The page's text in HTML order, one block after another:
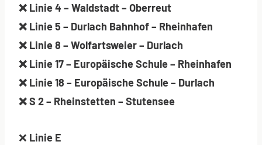
❌ Linie 4 – Waldstadt – Oberreut
❌ Linie 5 – Durlach Bahnhof – Rheinhafen
❌ Linie 8 – Wolfartsweier – Durlach
❌ Linie 17 – Europäische Schule – Rheinhafen
❌ Linie 18 – Europäische Schule – Durlach
❌ S 2 – Rheinstetten – Stutensee
❌ Linie E